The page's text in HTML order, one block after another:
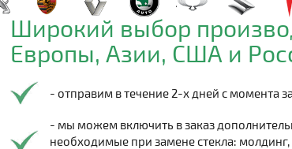
Широкий выбор
Европы, Азии, США и
- отправим в течение 2-х дней с момента
- мы можем включить в заказ
необходимые при замене стекла: